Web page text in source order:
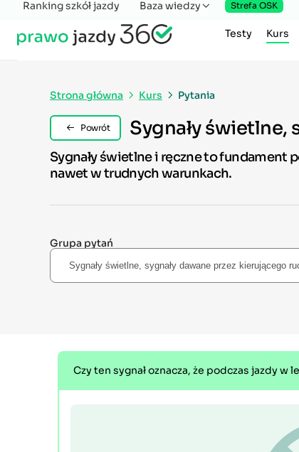
Testy Kurs
Ranking szkół jazdy Baza wiedzy Strefa OSK
Strona główna Kurs Pytania
Powrót Sygnały świetlne,
Sygnały świetlne i ręczne to fundament
nawet w trudnych warunkach.
Grupa pytań
Czy ten sygnał oznacza, że podczas jazdy